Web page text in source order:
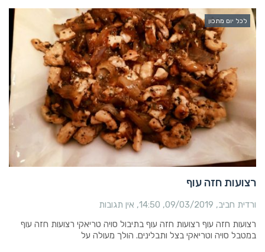
לכל יום מתכון
רצועות חזה עוף
ורדית חביב 09/03/2019
14:50 אין תגובות
רצועות חזה עוף רצועות חזה עוף בתיבול סויה טריאקי רצועות חזה עוף
במטבל סויה וטריאקי בצל ותבלינים. הולך מעולה על